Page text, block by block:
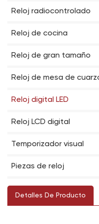
Reloj radiocontrolado
Reloj de cocina
Reloj de gran tamaño
Reloj de mesa de
Reloj digital LED
Reloj LCD digital
Temporizador visual
Piezas de reloj
Detalles De Producto